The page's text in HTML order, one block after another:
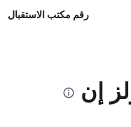
رقم مكتب الاستقبال
إن